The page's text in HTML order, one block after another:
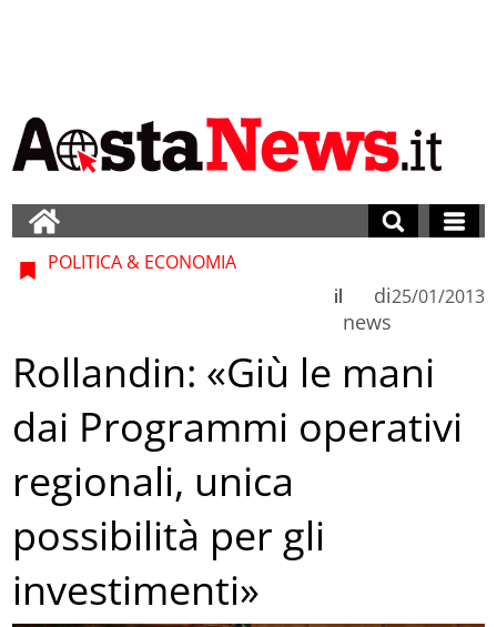
POLITICA & ECONOMIA
di
news
il 25/01/2013
Rollandin: «Giù le mani
dai Programmi operativi
regionali, unica
possibilità per gli
investimenti»